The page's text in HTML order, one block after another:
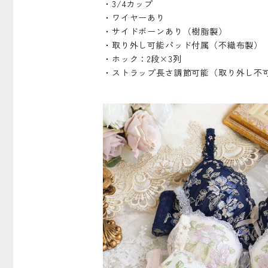
・3/4カップ
・ワイヤーあり
・サイドボーンあり（樹脂製）
・取り外し可能パッド付属（不織布製）
・ホック：2段×3列
・ストラップ長さ調節可能（取り外し不